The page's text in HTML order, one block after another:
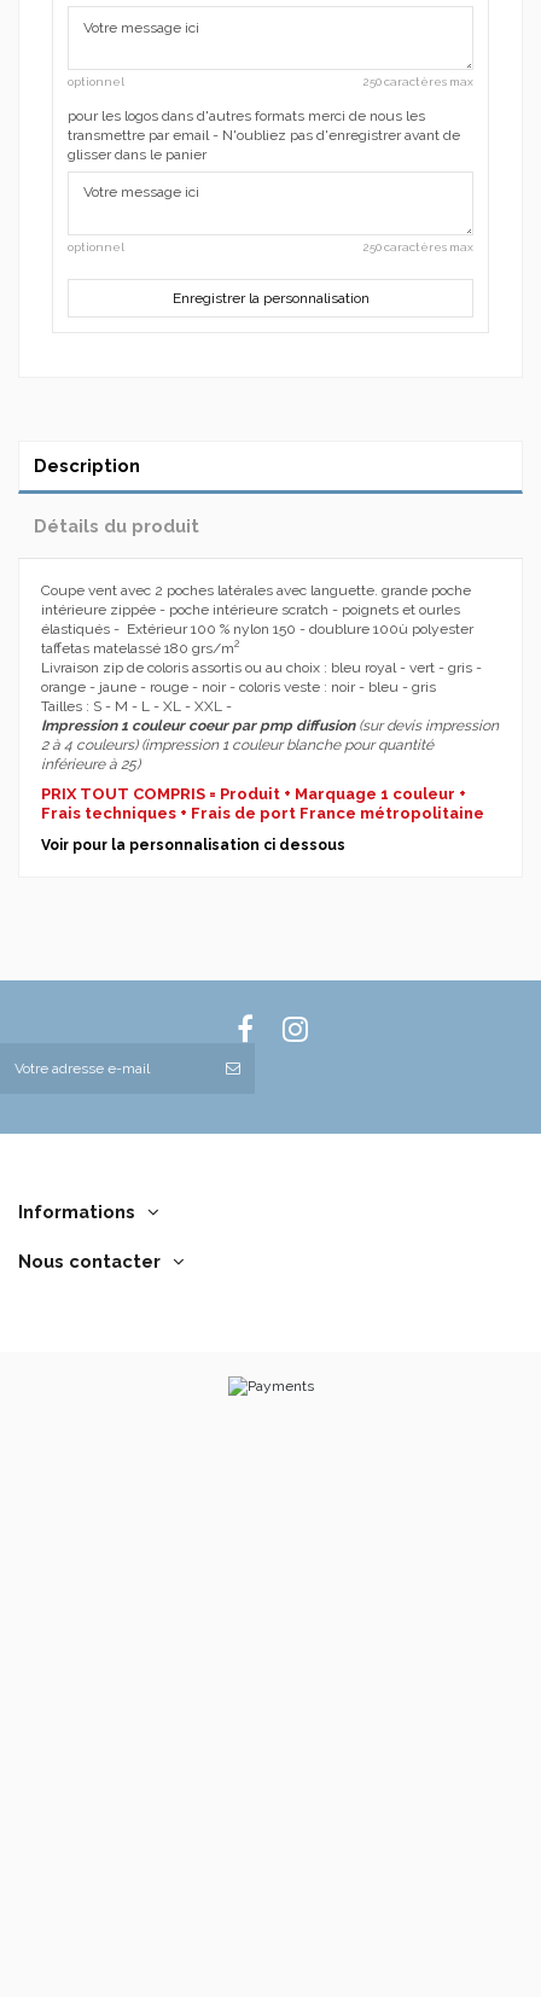
optionnel 250 caractères max
pour les logos dans d'autres formats merci de nous les
transmettre par email - N'oubliez pas d'enregistrer avant de
glisser dans le panier
optionnel 250 caractères max
Enregistrer la personnalisation
Description
Détails du produit
Coupe vent avec 2 poches latérales avec languette. grande poche
intérieure zippée - poche intérieure scratch - poignets et ourles
élastiqués - Extérieur 100 % nylon 150 - doublure 100ù polyester
taffetas matelassé 180 grs/m2
Livraison zip de coloris assortis ou au choix : bleu royal - vert - gris -
orange - jaune - rouge - noir - coloris veste : noir - bleu - gris
Tailles : S - M - L - XL - XXL -
Impression 1 couleur coeur par pmp diffusion (sur devis impression
2 à 4 couleurs) (impression 1 couleur blanche pour quantité
inférieure à 25)
PRIX TOUT COMPRIS = Produit + Marquage 1 couleur +
Frais techniques + Frais de port France métropolitaine
Voir pour la personnalisation ci dessous
Informations
Nous contacter